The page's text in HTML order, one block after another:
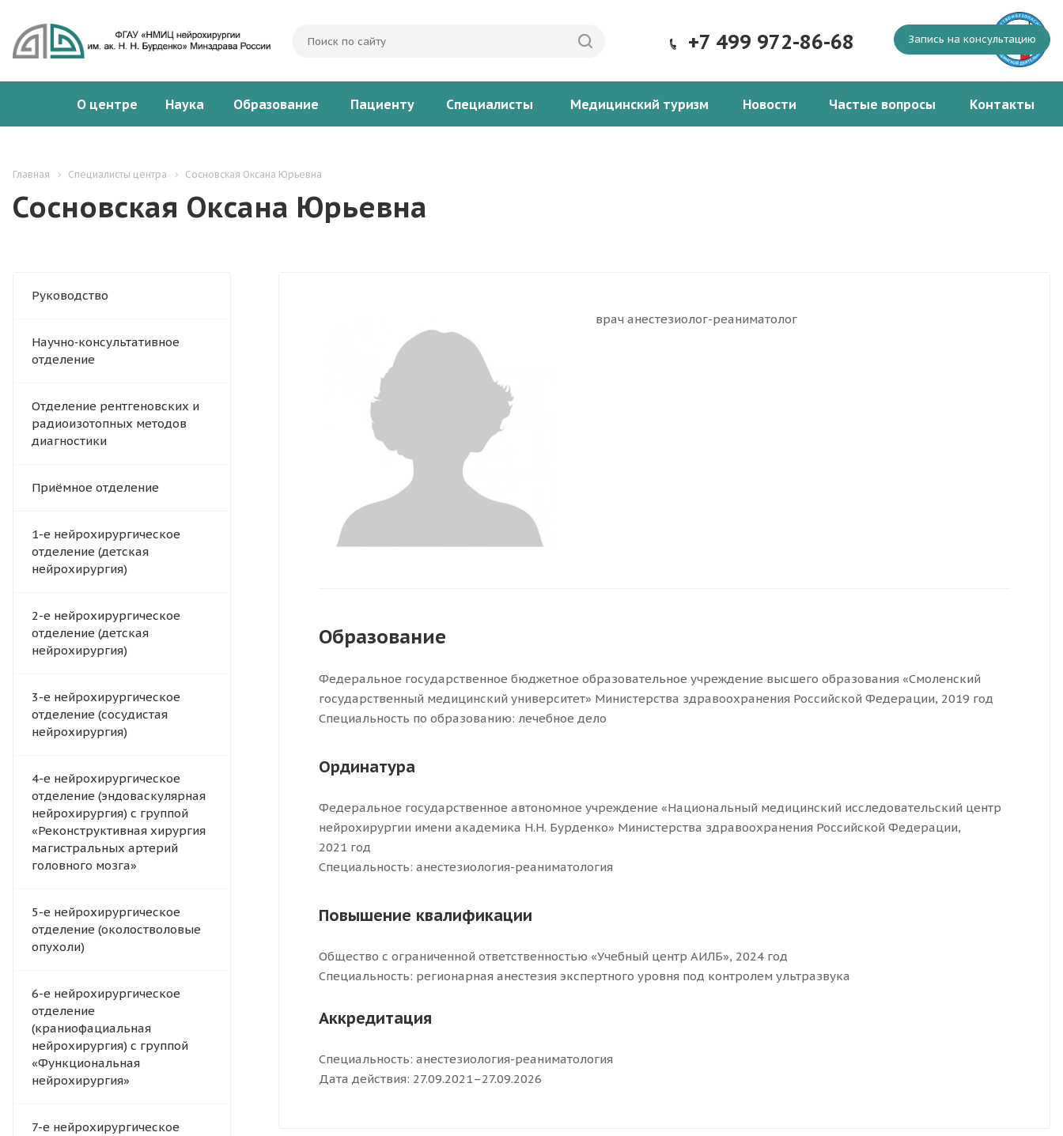
Запись на консультацию
+7 499 972-86-68
О центре Наука Образование Пациенту Специалисты Медицинский туризм Новости Частые вопросы Контакты
Главная Специалисты центра Сосновская Оксана Юрьевна
Сосновская Оксана Юрьевна
Руководство
Научно‑консультативное
отделение
Отделение рентгеновских и
радиоизотопных методов
диагностики
Приёмное отделение
1-е нейрохирургическое
отделение (детская
нейрохирургия)
2-е нейрохирургическое
отделение (детская
нейрохирургия)
3-е нейрохирургическое
отделение (сосудистая
нейрохирургия)
4-e нейрохирургическое
отделение (эндоваскулярная
нейрохирургия) с группой
«Реконструктивная хирургия
магистральных артерий
головного мозга»
5-е нейрохирургическое
отделение (околостволовые
опухоли)
6-е нейрохирургическое
отделение
(краниофациальная
нейрохирургия) с группой
«Функциональная
нейрохирургия»
7-е нейрохирургическое
врач анестезиолог-реаниматолог
Образование
Федеральное государственное бюджетное образовательное учреждение высшего образования «Смоленский
государственный медицинский университет» Министерства здравоохранения Российской Федерации, 2019 год
Специальность по образованию: лечебное дело
Ординатура
Федеральное государственное автономное учреждение «Национальный медицинский исследовательский центр
нейрохирургии имени академика Н.Н. Бурденко» Министерства здравоохранения Российской Федерации,
2021 год
Специальность: анестезиология-реаниматология
Повышение квалификации
Общество с ограниченной ответственностью «Учебный центр АИЛБ», 2024 год
Специальность: регионарная анестезия экспертного уровня под контролем ультразвука
Аккредитация
Специальность: анестезиология-реаниматология
Дата действия: 27.09.2021–27.09.2026